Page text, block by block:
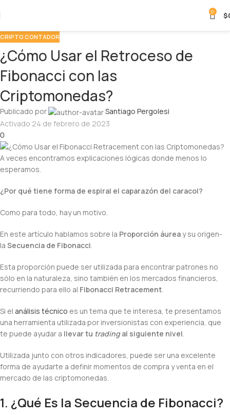
0 $
CRIPTO CONTADOR
¿Cómo Usar el Retroceso de
Fibonacci con las
Criptomonedas?
Publicado por
Santiago Pergolesi
Activado 24 de febrero de 2023
0
A veces encontramos explicaciones lógicas donde menos lo
esperamos.
¿Por qué tiene forma de espiral el caparazón del caracol?
Como para todo, hay un motivo.
En este artículo hablamos sobre la Proporción áurea y su origen-
la Secuencia de Fibonacci.
Esta proporción puede ser utilizada para encontrar patrones no
sólo en la naturaleza, sino también en los mercados financieros,
recurriendo para ello al Fibonacci Retracement.
Si el análisis técnico es un tema que te interesa, te presentamos
una herramienta utilizada por inversionistas con experiencia, que
te puede ayudar a llevar tu tradingal siguiente nivel.
Utilizada junto con otros indicadores, puede ser una excelente
forma de ayudarte a definir momentos de compra y venta en el
mercado de las criptomonedas.
1. ¿Qué Es la Secuencia de Fibonacci?
Cripto Contador y encontrá noticias,
más!
UNIRME A TELEGRAM